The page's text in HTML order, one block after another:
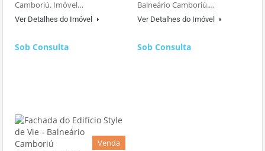
Camboriú. Imóvel…
Ver Detalhes do Imóvel
Sob Consulta
Balneário Camboriú.…
Ver Detalhes do Imóvel
Sob Consulta
Venda